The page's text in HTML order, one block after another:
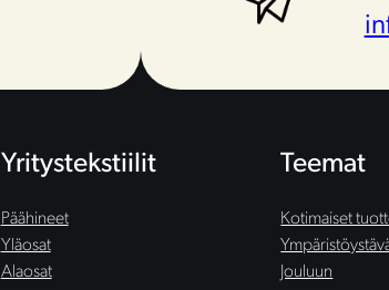
Yritystekstiilit
Päähineet
Yläosat
Alaosat
Teemat
Kotimaiset
Jouluun